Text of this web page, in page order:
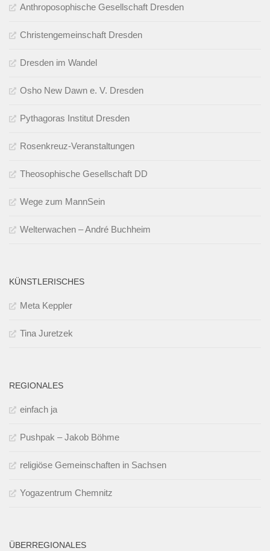
Anthroposophische Gesellschaft Dresden
Christengemeinschaft Dresden
Dresden im Wandel
Osho New Dawn e. V. Dresden
Pythagoras Institut Dresden
Rosenkreuz-Veranstaltungen
Theosophische Gesellschaft DD
Wege zum MannSein
Welterwachen – André Buchheim
KÜNSTLERISCHES
Meta Keppler
Tina Juretzek
REGIONALES
einfach ja
Pushpak – Jakob Böhme
religiöse Gemeinschaften in Sachsen
Yogazentrum Chemnitz
ÜBERREGIONALES